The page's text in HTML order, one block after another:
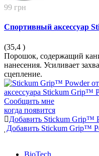
99 грн
Спортивный аксессуар
(35,4 )
Порошок, содержащий
нанесения. Усиливает
сцепление.
Сообщить мне
когда появится
Добавить Stickum Grip™
Добавить Stickum Grip™
BioTech